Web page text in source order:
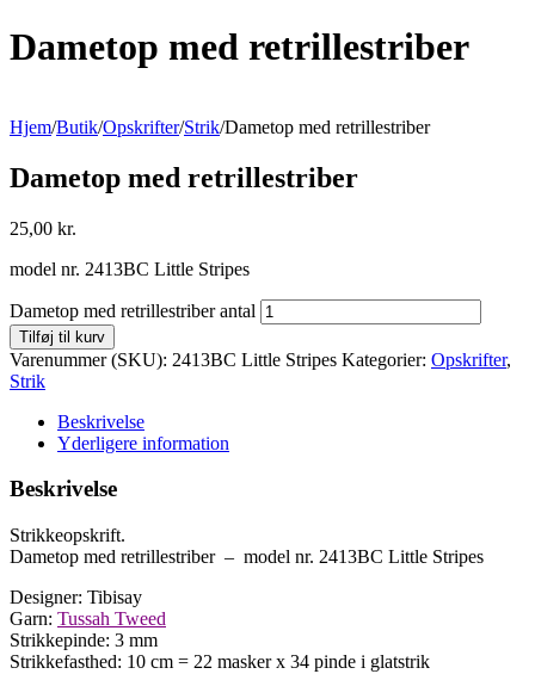
Dametop med retrillestriber
Hjem/Butik/Opskrifter/Strik/Dametop med retrillestriber
Dametop med retrillestriber
25,00 kr.
model nr. 2413BC Little Stripes
Dametop med retrillestriber antal
Tilføj til kurv
Varenummer (SKU): 2413BC Little Stripes Kategorier: Opskrifter,
Strik
Beskrivelse
Yderligere information
Beskrivelse
Strikkeopskrift.
Dametop med retrillestriber – model nr. 2413BC Little Stripes
Designer: Tibisay
Garn: Tussah Tweed
Strikkepinde: 3 mm
Strikkefasthed: 10 cm = 22 masker x 34 pinde i glatstrik